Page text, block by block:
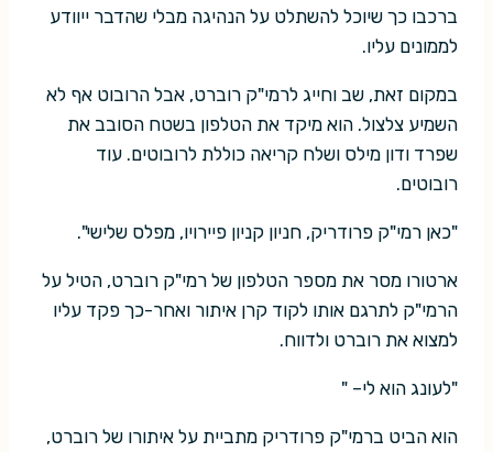
ברכבו כך שיוכל להשתלט על הנהיגה מבלי שהדבר ייוודע
לממונים עליו.
במקום זאת, שב וחייג לרמי"ק רוברט, אבל הרובוט אף לא
השמיע צלצול. הוא מיקד את הטלפון בשטח הסובב את
שפרד ודון מילס ושלח קריאה כוללת לרובוטים. עוד
רובוטים.
"כאן רמי"ק פרודריק, חניון קניון פיירויו, מפלס שלישי".
ארטורו מסר את מספר הטלפון של רמי"ק רוברט, הטיל על
הרמי"ק לתרגם אותו לקוד קרן איתור ואחר-כך פקד עליו
למצוא את רוברט ולדווח.
"לעונג הוא לי– "
הוא הביט ברמי"ק פרודריק מתביית על איתורו של רוברט,